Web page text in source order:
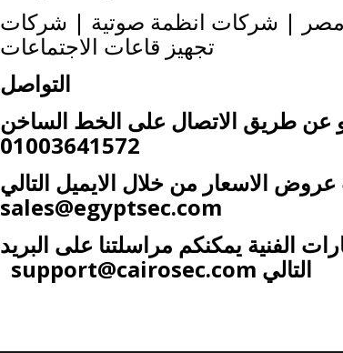
مصر | شركات انظمة صوتية | شركات
تجهيز قاعات الاجتماعات
التواصل
عن طريق الاتصال على الخط الساخن
الاسعار من خلال الايميل التالي
sales@egyptsec.com
الفنية يمكنكم مراسلتنا على البريد
التالي support@cairosec.com